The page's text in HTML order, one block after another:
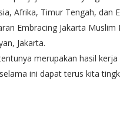
Afrika, Timur Tengah, dan
Embracing Jakarta Muslim
Jakarta.
merupakan hasil
ini dapat terus kita